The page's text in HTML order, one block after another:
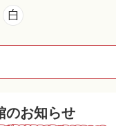
のお知らせ